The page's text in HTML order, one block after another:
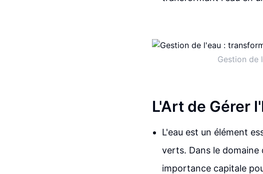
Gestion de
L'Art de Gérer
L'eau est un élément
verts. Dans le domaine
importance capitale